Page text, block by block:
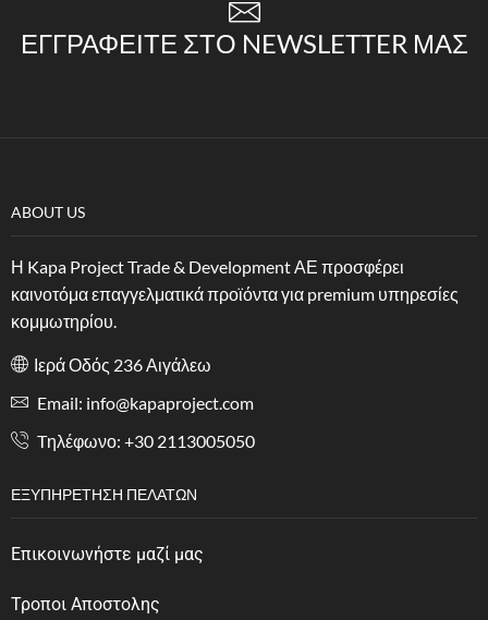
ΕΓΓΡΑΦΕΊΤΕ ΣΤΟ NEWSLETTER ΜΑΣ
ABOUT US
Η Kapa Project Trade & Development ΑΕ προσφέρει
καινοτόμα επαγγελματικά προϊόντα για premium υπηρεσίες
κομμωτηρίου.
Ιερά Οδός 236 Αιγάλεω
Email: info@kapaproject.com
Tηλέφωνο: +30 2113005050
ΕΞΥΠΗΡΈΤΗΣΗ ΠΕΛΑΤΏΝ
Επικοινωνήστε μαζί μας
Τροποι Αποστολης